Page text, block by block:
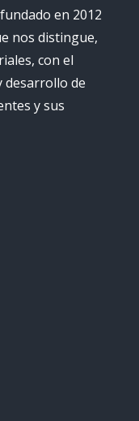
en 2012
nos distingue,
con el
desarrollo de
y sus